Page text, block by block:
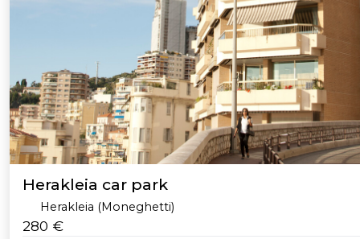
Herakleia car park
Herakleia (Moneghetti)
280 €